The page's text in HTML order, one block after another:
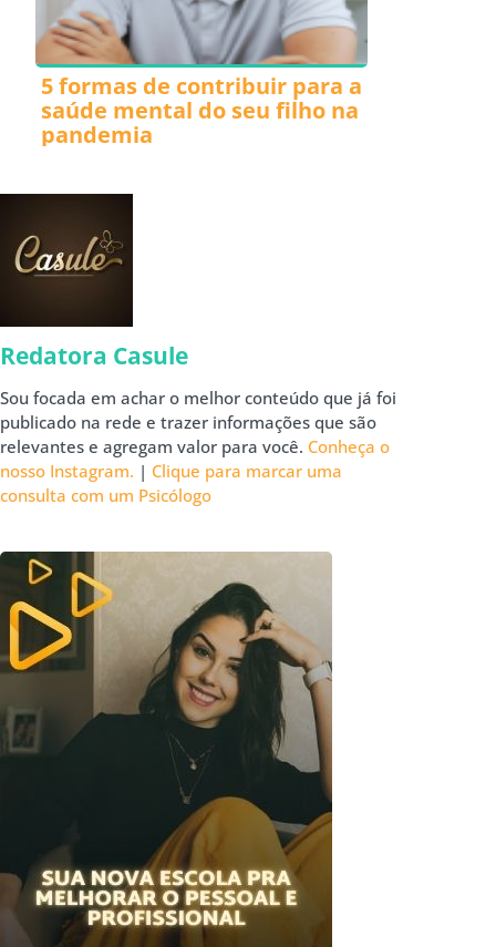
5 formas de contribuir para a
saúde mental do seu filho na
pandemia
Redatora Casule
Sou focada em achar o melhor conteúdo que já foi
publicado na rede e trazer informações que são
relevantes e agregam valor para você. Conheça o
nosso Instagram. | Clique para marcar uma
consulta com um Psicólogo